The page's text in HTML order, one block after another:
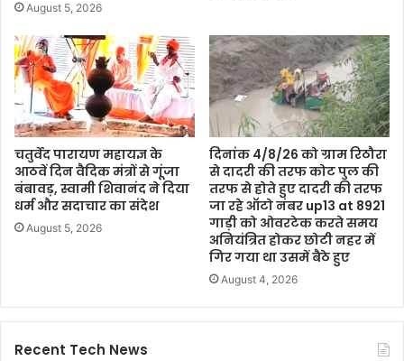
August 5, 2026
चतुर्वेद पारायण महायज्ञ के
आठवें दिन वैदिक मंत्रों से गूंजा
बंबावड़, स्वामी शिवानंद ने दिया
धर्म और सदाचार का संदेश
August 5, 2026
दिनांक 4/8/26 को ग्राम रिठौरा
से दादरी की तरफ कोट पुल की
तरफ से होते हुए दादरी की तरफ
जा रहे ऑटो नंबर up13 at 8921
गाड़ी को ओवरटेक करते समय
अनियंत्रित होकर छोटी नहर में
गिर गया था उसमें बैठे हुए
August 4, 2026
Recent Tech News